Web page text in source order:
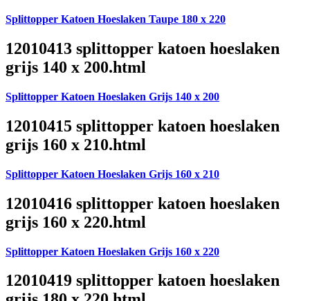
Splittopper Katoen Hoeslaken Taupe 180 x 220
12010413 splittopper katoen hoeslaken
grijs 140 x 200.html
Splittopper Katoen Hoeslaken Grijs 140 x 200
12010415 splittopper katoen hoeslaken
grijs 160 x 210.html
Splittopper Katoen Hoeslaken Grijs 160 x 210
12010416 splittopper katoen hoeslaken
grijs 160 x 220.html
Splittopper Katoen Hoeslaken Grijs 160 x 220
12010419 splittopper katoen hoeslaken